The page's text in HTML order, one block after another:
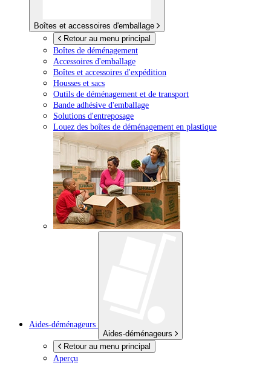
Boîtes et accessoires d'emballage
Retour au menu principal
Boîtes de déménagement
Accessoires d'emballage
Boîtes et accessoires d'expédition
Housses et sacs
Outils de déménagement et de transport
Bande adhésive d'emballage
Solutions d'entreposage
Louez des boîtes de déménagement en plastique
Aides-déménageurs
Aides-déménageurs
Retour au menu principal
Aperçu